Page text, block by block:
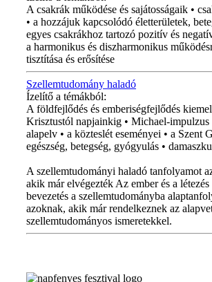
A csakrák működése és sajátosságaik •
• a hozzájuk kapcsolódó életterületek,
egyes csakrákhoz tartozó pozitív és
a harmonikus és diszharmonikus
tisztítása és erősítése
Szellemtudomány haladó
Ízelítő a témákból:
A földfejlődés és emberiségfejlődés
Krisztustól napjainkig • Michael-impulzus
alapelv • a közteslét eseményei • a Szent
egészség, betegség, gyógyulás •
A szellemtudományi haladó tanfolyamot
akik már elvégezték Az ember és a
bevezetés a szellemtudományba
azoknak, akik már rendelkeznek az
szellemtudományos ismeretekkel.